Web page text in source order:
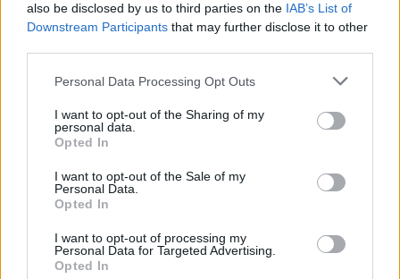
also be disclosed by us to third parties on the IAB’s List of
Downstream Participants that may further disclose it to other
Personal Data Processing Opt Outs
I want to opt-out of the Sharing of my
personal data.
Opted In
I want to opt-out of the Sale of my
Personal Data.
Opted In
I want to opt-out of processing my
Personal Data for Targeted Advertising.
Opted In
Žiūrimiausi įrašai
00:00:30
Vaizdai iš tragiškos avarijos Vilniaus r.: dviejų moterų ir
vaiko gyvybių išgelbėti nepavyko
Žinios | Lietuvos diena
00:00:57
Savaitės vidurys nusimato karštas: temperatūra kils iki
Žinios | Orai